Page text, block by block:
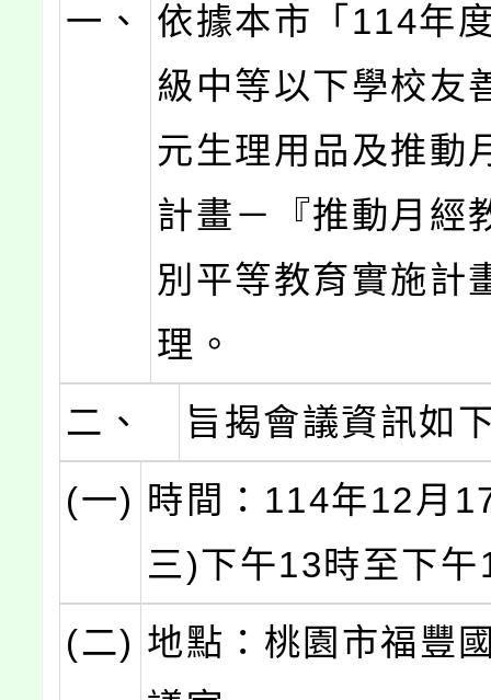
一、
依據本市「114年
級中等以下學校友
元生理用品及推動
計畫－『推動月經
別平等教育實施計
理。
二、
旨揭會議資訊如
(一) 時間：114年12月
三)下午13時至下午
(二) 地點：桃園市福豐